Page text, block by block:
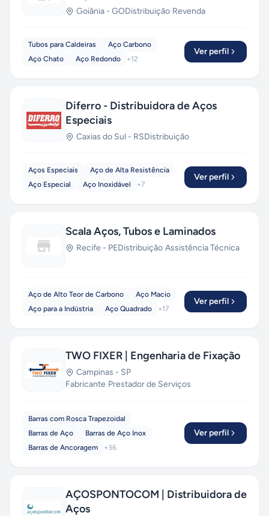
Goiânia - GODistribuição·Revenda
Tubos para Caldeiras
Aço Carbono
Aço Chato
Aço Redondo +12
Ver perfil
Diferro - Distribuidora de Aços
Especiais
Caxias do Sul - RSDistribuição
Aços Especiais
Aço de Alta Resistência
Aço Especial
Aço Inoxidável +7
Ver perfil
Scala Aços, Tubos e Laminados
Recife - PEDistribuição·Assistência Técnica
Aço de Alto Teor de Carbono
Aço Macio
Aço para a Indústria
Aço Quadrado +17
Ver perfil
TWO FIXER | Engenharia de Fixação
Campinas - SP
Fabricante·Prestador de Serviços
Barras com Rosca Trapezoidal
Barras de Aço
Barras de Aço Inox
Barras de Ancoragem
+36
Ver perfil
AÇOSPONTOCOM | Distribuidora de
Aços